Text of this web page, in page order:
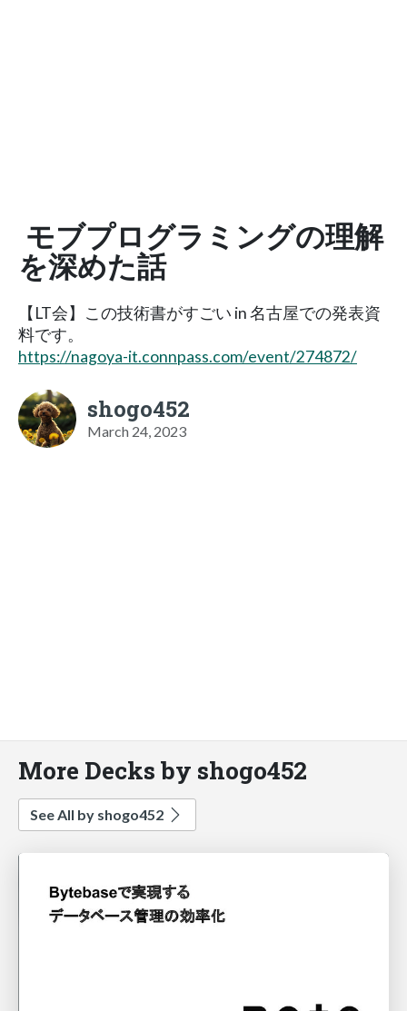
モブプログラミングの理解
を深めた話
【LT会】この技術書がすごい in 名古屋での発表資
料です。
https://nagoya-it.connpass.com/event/274872/
shogo452
March 24, 2023
More Decks by shogo452
See All by shogo452